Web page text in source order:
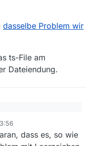
dasselbe Problem wir
ts-File am
Dateiendung.
wird
dass VLC statt FFmpeg
Ende nicht auf “.m3u8”
dass es, so wie